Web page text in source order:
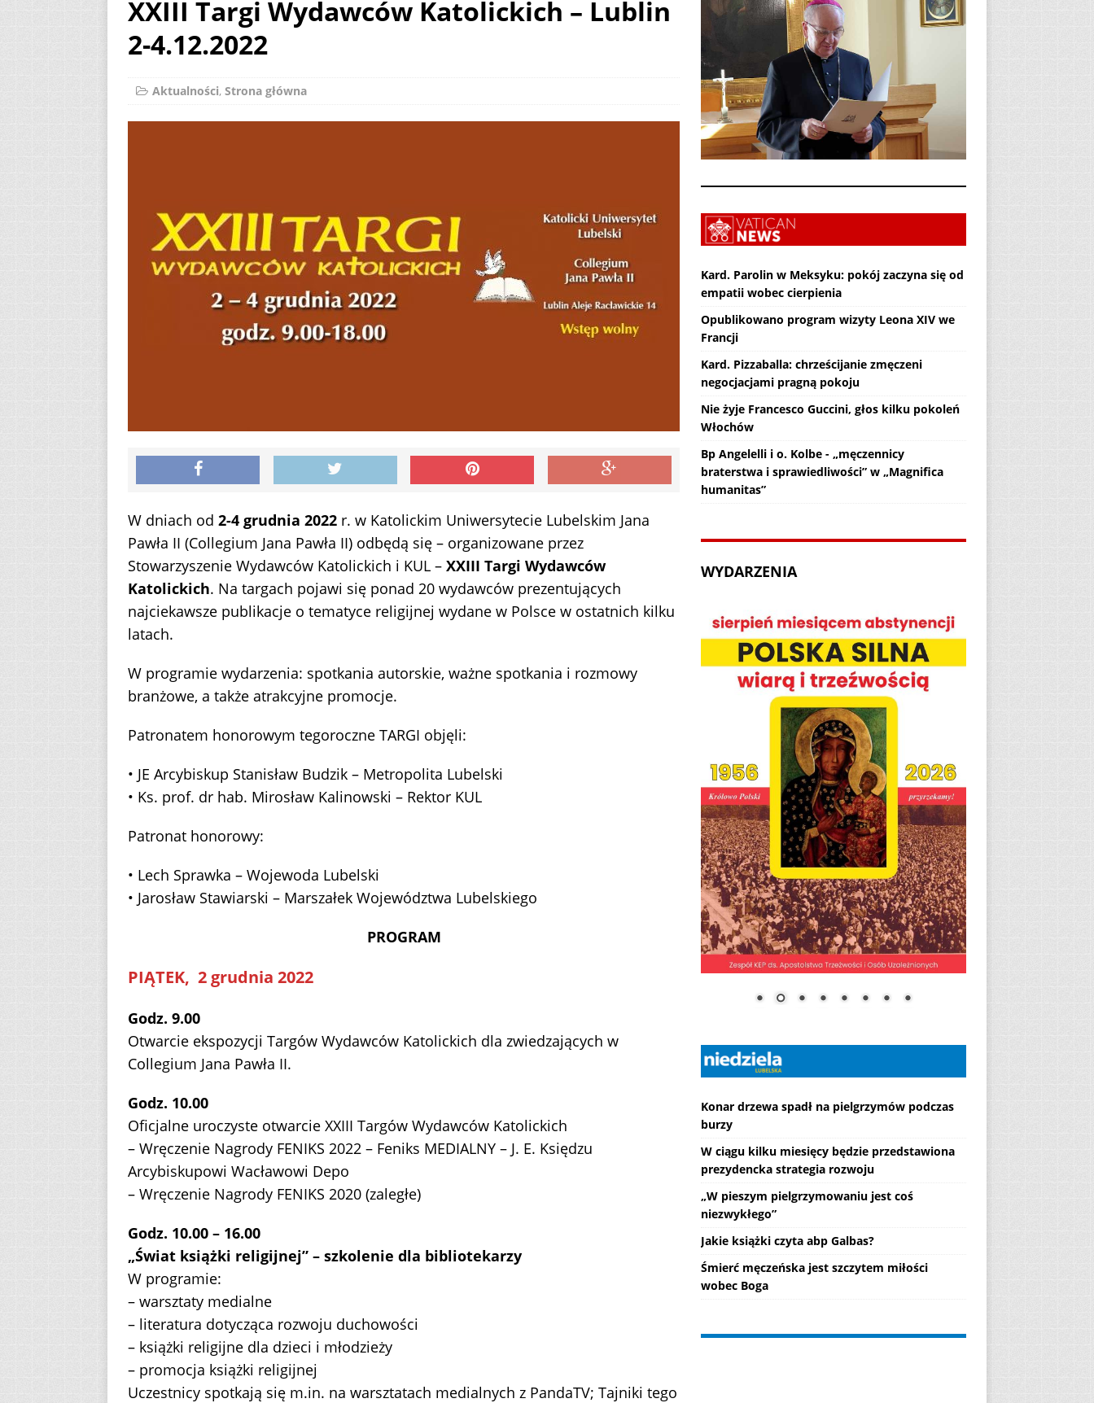
[ 2 sierpnia 2026 ]
XXIII Targi Wydawców Katolickich – Lublin
2-4.12.2022
Aktualności, Strona główna
W dniach od 2-4 grudnia 2022 r. w Katolickim Uniwersytecie Lubelskim Jana
Pawła II (Collegium Jana Pawła II) odbędą się – organizowane przez
Stowarzyszenie Wydawców Katolickich i KUL – XXIII Targi Wydawców
Katolickich. Na targach pojawi się ponad 20 wydawców prezentujących
najciekawsze publikacje o tematyce religijnej wydane w Polsce w ostatnich kilku
latach.
W programie wydarzenia: spotkania autorskie, ważne spotkania i rozmowy
branżowe, a także atrakcyjne promocje.
Patronatem honorowym tegoroczne TARGI objęli:
• JE Arcybiskup Stanisław Budzik – Metropolita Lubelski
• Ks. prof. dr hab. Mirosław Kalinowski – Rektor KUL
Patronat honorowy:
• Lech Sprawka – Wojewoda Lubelski
• Jarosław Stawiarski – Marszałek Województwa Lubelskiego
PROGRAM
PIĄTEK, 2 grudnia 2022
Godz. 9.00
Otwarcie ekspozycji Targów Wydawców Katolickich dla zwiedzających w
Collegium Jana Pawła II.
Godz. 10.00
Oficjalne uroczyste otwarcie XXIII Targów Wydawców Katolickich
– Wręczenie Nagrody FENIKS 2022 – Feniks MEDIALNY – J. E. Księdzu
Arcybiskupowi Wacławowi Depo
– Wręczenie Nagrody FENIKS 2020 (zaległe)
Godz. 10.00 – 16.00
„Świat książki religijnej” – szkolenie dla bibliotekarzy
W programie:
– warsztaty medialne
– literatura dotycząca rozwoju duchowości
– książki religijne dla dzieci i młodzieży
– promocja książki religijnej
Uczestnicy spotkają się m.in. na warsztatach medialnych z PandaTV; Tajniki tego
Kard. Parolin w Meksyku: pokój zaczyna się od
empatii wobec cierpienia
Opublikowano program wizyty Leona XIV we
Francji
Kard. Pizzaballa: chrześcijanie zmęczeni
negocjacjami pragną pokoju
Nie żyje Francesco Guccini, głos kilku pokoleń
Włochów
Bp Angelelli i o. Kolbe - „męczennicy
braterstwa i sprawiedliwości” w „Magnifica
humanitas”
WYDARZENIA
Konar drzewa spadł na pielgrzymów podczas
burzy
W ciągu kilku miesięcy będzie przedstawiona
prezydencka strategia rozwoju
„W pieszym pielgrzymowaniu jest coś
niezwykłego”
Jakie książki czyta abp Galbas?
Śmierć męczeńska jest szczytem miłości
wobec Boga